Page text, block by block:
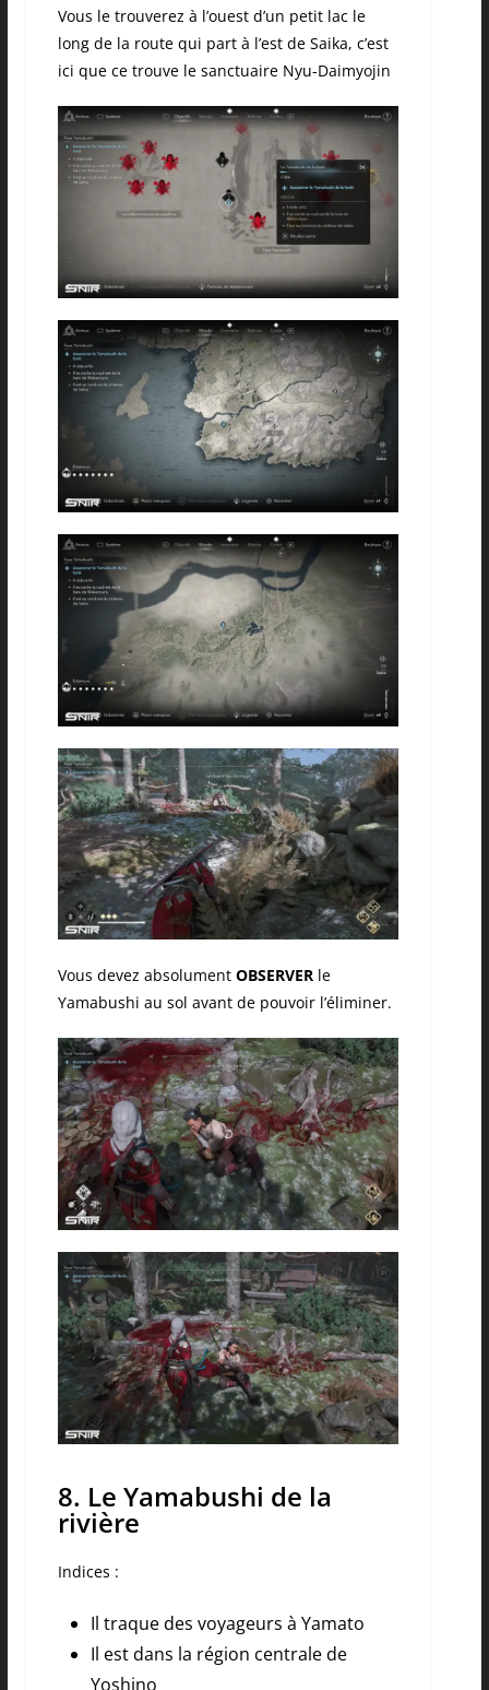
Vous le trouverez à l’ouest d’un petit lac le
long de la route qui part à l’est de Saika, c’est
ici que ce trouve le sanctuaire Nyu-Daimyojin
Vous devez absolument OBSERVERle
Yamabushi au sol avant de pouvoir l’éliminer.
8. Le Yamabushi de la
rivière
Indices :
Il traque des voyageurs à Yamato
Il est dans la région centrale de
Yoshino